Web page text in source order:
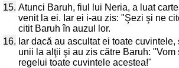
15. Atunci Baruh, fiul lui Neria, a luat
venit la ei. Iar ei i-au zis: "Şezi şi ne
citit Baruh în auzul lor.
16. Iar dacă au ascultat ei toate
unii la alţii şi au zis către Baruh:
regelui toate cuvintele acestea!"